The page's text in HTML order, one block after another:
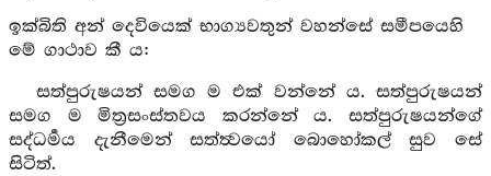
ඉක්බිති අන් දෙවියෙක් භාග්‍යවතුන් වහන්සේ සමීපයෙහි
මේ ගාථාව කී ය:
සත්පුරුෂයන් සමග ම එක් වන්නේ ය. සත්පුරුෂයන්
සමග ම මිත්‍රසංස්තවය කරන්නේ ය. සත්පුරුෂයන්ගේ
සද්ධර්‍මය දැනීමෙන් සත්ත්‍වයෝ බොහෝකල් සුව සේ
සිටිත්.